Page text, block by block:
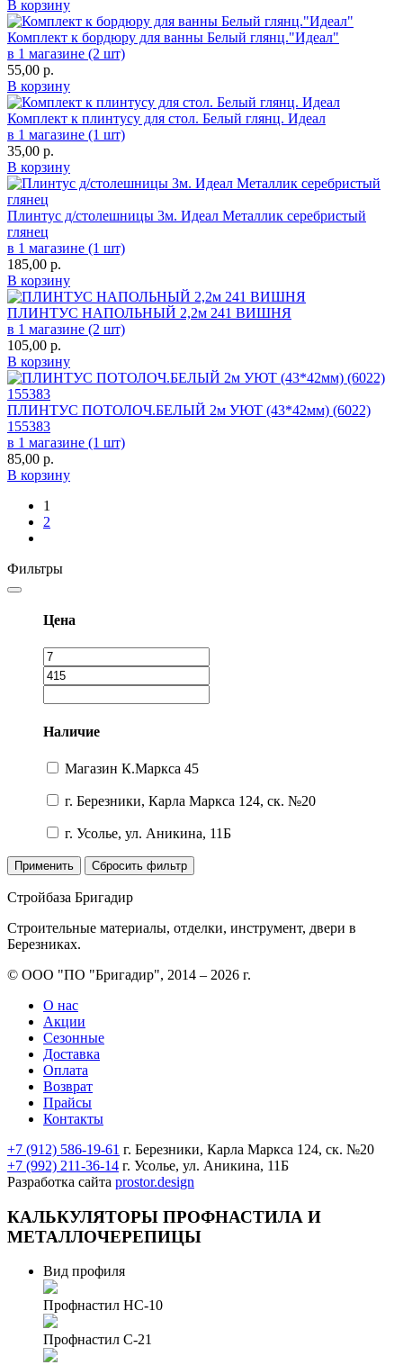
В корзину
Комплект к бордюру для ванны Белый глянц."Идеал"
в 1 магазине (2 шт)
55,00 р.
В корзину
Комплект к плинтусу для стол. Белый глянц. Идеал
в 1 магазине (1 шт)
35,00 р.
В корзину
Плинтус д/столешницы 3м. Идеал Металлик серебристый
глянец
в 1 магазине (1 шт)
185,00 р.
В корзину
ПЛИНТУС НАПОЛЬНЫЙ 2,2м 241 ВИШНЯ
в 1 магазине (2 шт)
105,00 р.
В корзину
ПЛИНТУС ПОТОЛОЧ.БЕЛЫЙ 2м УЮТ (43*42мм) (6022)
155383
в 1 магазине (1 шт)
85,00 р.
В корзину
1
2
Фильтры
Цена
Наличие
Магазин К.Маркса 45
г. Березники, Карла Маркса 124, ск. №20
г. Усолье, ул. Аникина, 11Б
Применить Сбросить фильтр
Стройбаза Бригадир
Строительные материалы, отделки, инструмент, двери в
Березниках.
© ООО "ПО "Бригадир", 2014 – 2026 г.
О нас
Акции
Сезонные
Доставка
Оплата
Возврат
Прайсы
Контакты
+7 (912) 586-19-61 г. Березники, Карла Маркса 124, ск. №20
+7 (992) 211-36-14 г. Усолье, ул. Аникина, 11Б
Разработка сайта prostor.design
КАЛЬКУЛЯТОРЫ ПРОФНАСТИЛА И
МЕТАЛЛОЧЕРЕПИЦЫ
Вид профиля
Профнастил НС-10
Профнастил С-21